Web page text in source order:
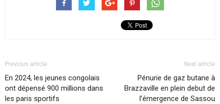
Previous article
En 2024, les jeunes congolais
ont dépensé 900 millions dans
les paris sportifs
Next article
Pénurie de gaz butane à
Brazzaville en plein debut de
l’émergence de Sassou